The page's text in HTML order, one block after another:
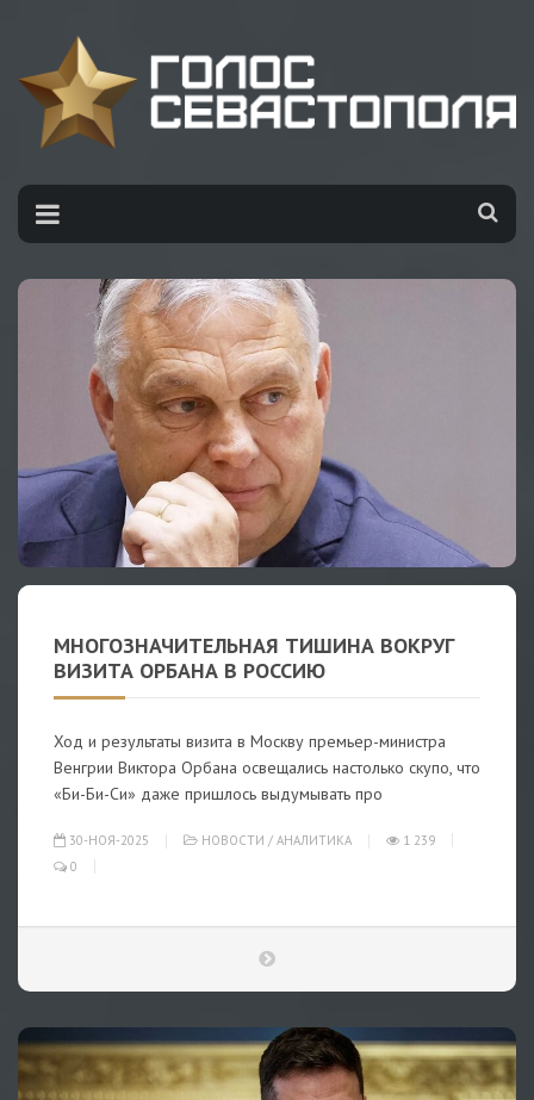
МНОГОЗНАЧИТЕЛЬНАЯ ТИШИНА ВОКРУГ
ВИЗИТА ОРБАНА В РОССИЮ
Ход и результаты визита в Москву премьер-министра
Венгрии Виктора Орбана освещались настолько скупо, что
«Би-Би-Си» даже пришлось выдумывать про
30-НОЯ-2025 НОВОСТИ / АНАЛИТИКА
1 239
0